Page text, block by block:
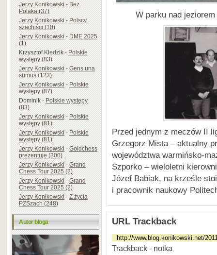
Jerzy Konikowski-Bez
Polaka (37)
Jerzy Konikowski-Polscy
szachiści (10)
Jerzy Konikowski-DME 2025
(1)
Krzysztof Kledzik-Polskie
występy (83)
Jerzy Konikowski-Gens una
sumus (123)
Jerzy Konikowski-Polskie
występy (87)
Dominik-Polskie występy
(83)
Jerzy Konikowski-Polskie
występy (81)
Jerzy Konikowski-Polskie
występy (81)
Jerzy Konikowski-Goldchess
prezentuje (300)
Jerzy Konikowski-Grand
Chess Tour 2025 (2)
Jerzy Konikowski-Grand
Chess Tour 2025 (2)
Jerzy Konikowski-Z życia
PZSzach (248)
Autor bloga
W parku nad
Przed jednym z meczów II
Grzegorz Mista – aktualny
województwa warmińsko-
Szporko – wieloletni
Józef Babiak, na krześle
i pracownik naukowy
URL Trackback
Trackback - notka